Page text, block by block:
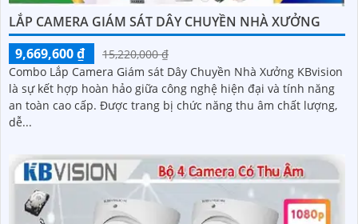
LẮP CAMERA GIÁM SÁT DÂY CHUYỀN NHÀ XƯỞNG
9,669,600 ₫
15,220,000 ₫
Combo Lắp Camera Giám sát Dây Chuyền Nhà Xưởng KBvision
là sự kết hợp hoàn hảo giữa công nghệ hiện đại và tính năng
an toàn cao cấp. Được trang bị chức năng thu âm chất lượng,
dễ...